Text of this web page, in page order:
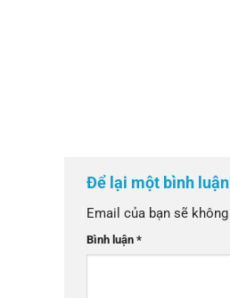
Để lại một bình luận
Email của bạn sẽ
Bình luận *